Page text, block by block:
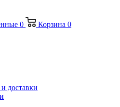
0 Корзина 0
доставки